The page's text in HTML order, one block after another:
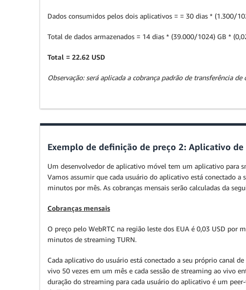
Dados consumidos pelos dois aplicativos = = 30 dias * (1.300/
Total de dados armazenados = 14 dias * (39.000/1024) GB *
Total = 22.62 USD
Observação: será aplicada a cobrança padrão de transferência
Exemplo de definição de preço 2: Aplicativo
Um desenvolvedor de aplicativo móvel tem um aplicativo para
Vamos assumir que cada usuário do aplicativo está conectado
minutos por mês. As cobranças mensais serão calculadas da
Cobranças mensais
O preço pelo WebRTC na região leste dos EUA é 0,03 USD por
minutos de streaming TURN.
Cada aplicativo do usuário está conectado a seu próprio canal
vivo 50 vezes em um mês e cada sessão de streaming ao vivo
duração do streaming para cada usuário do aplicativo é um